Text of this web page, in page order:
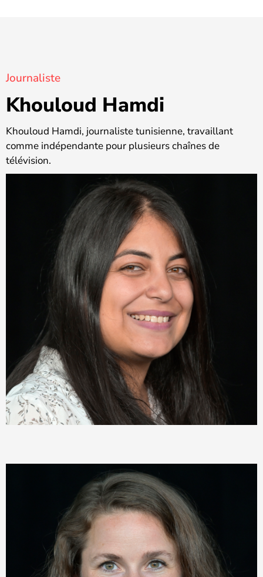
Journaliste
Khouloud Hamdi
Khouloud Hamdi, journaliste tunisienne, travaillant
comme indépendante pour plusieurs chaînes de
télévision.